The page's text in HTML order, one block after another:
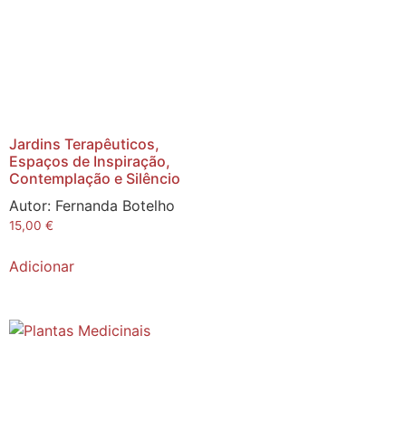
Jardins Terapêuticos,
Espaços de Inspiração,
Contemplação e Silêncio
Autor: Fernanda Botelho
15,00 €
Adicionar